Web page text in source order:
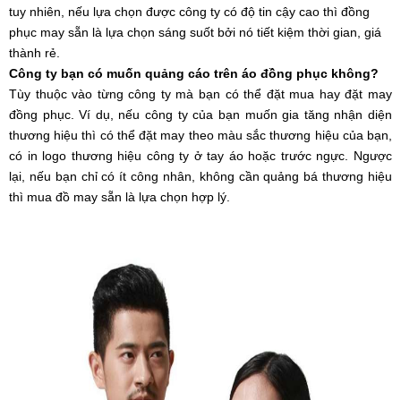
tuy nhiên, nếu lựa chọn được công ty có độ tin cậy cao thì đồng
phục may sẵn là lựa chọn sáng suốt bởi nó tiết kiệm thời gian, giá
thành rẻ.
Công ty bạn có muốn quảng cáo trên áo đồng phục không?
Tùy thuộc vào từng công ty mà bạn có thể đặt mua hay đặt may
đồng phục. Ví dụ, nếu công ty của bạn muốn gia tăng nhận diện
thương hiệu thì có thể đặt may theo màu sắc thương hiệu của bạn,
có in logo thương hiệu công ty ở tay áo hoặc trước ngực. Ngược
lại, nếu bạn chỉ có ít công nhân, không cần quảng bá thương hiệu
thì mua đồ may sẵn là lựa chọn hợp lý.